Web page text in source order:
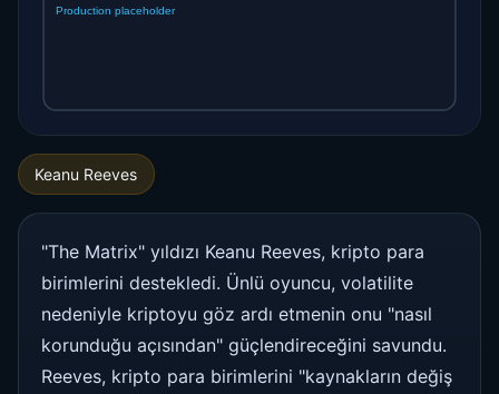
Keanu Reeves
"The Matrix" yıldızı Keanu Reeves, kripto para
birimlerini destekledi. Ünlü oyuncu, volatilite
nedeniyle kriptoyu göz ardı etmenin onu "nasıl
korunduğu açısından" güçlendireceğini savundu.
Reeves, kripto para birimlerini "kaynakların değiş